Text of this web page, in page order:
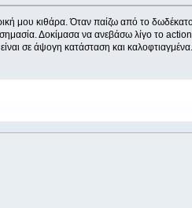
μου κιθάρα. Όταν παίζω από το
Δοκίμασα να ανεβάσω λίγο το
είναι σε άψογη κατάσταση και